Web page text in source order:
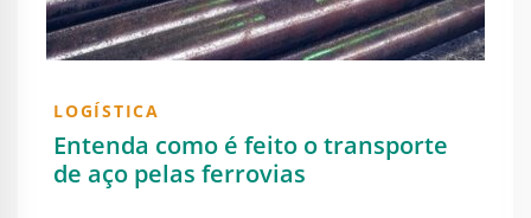
LOGÍSTICA
Entenda como é feito o transporte
de aço pelas ferrovias